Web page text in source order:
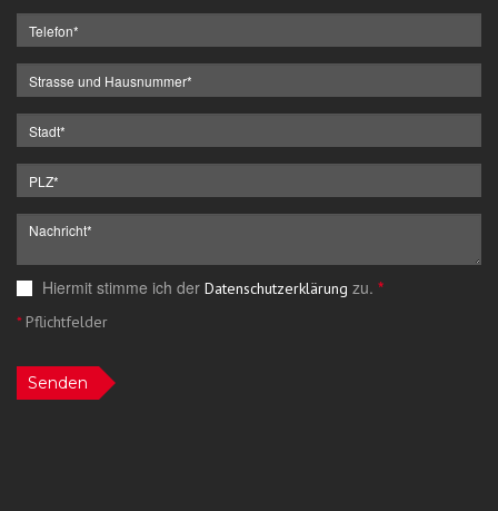
Hiermit stimme ich der Datenschutzerklärung zu. *
*Pflichtfelder
Senden